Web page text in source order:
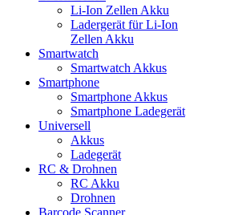
Li-Ion Zellen Akku
Ladergerät für Li-Ion
Zellen Akku
Smartwatch
Smartwatch Akkus
Smartphone
Smartphone Akkus
Smartphone Ladegerät
Universell
Akkus
Ladegerät
RC & Drohnen
RC Akku
Drohnen
Barcode Scanner